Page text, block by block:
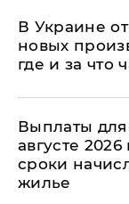
В Украине
новых
где и за что
Выплаты
августе
сроки
жилье